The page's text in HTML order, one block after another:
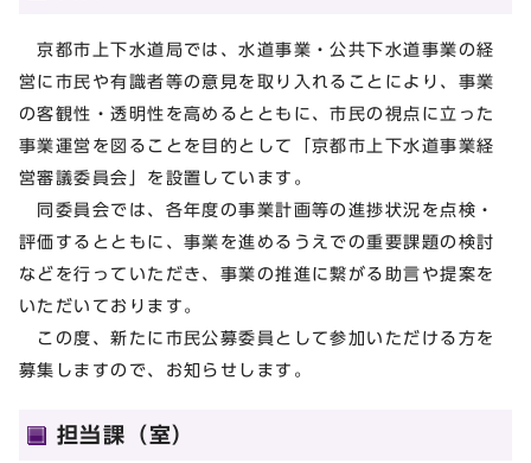
京都市上下水道局では、水道事業・公共下水道事業の経
営に市民や有識者等の意見を取り入れることにより、事業
の客観性・透明性を高めるとともに、市民の視点に立った
事業運営を図ることを目的として「京都市上下水道事業経
営審議委員会」を設置しています。
同委員会では、各年度の事業計画等の進捗状況を点検・
評価するとともに、事業を進めるうえでの重要課題の検討
などを行っていただき、事業の推進に繋がる助言や提案を
いただいております。
この度、新たに市民公募委員として参加いただける方を
募集しますので、お知らせします。
担当課（室）